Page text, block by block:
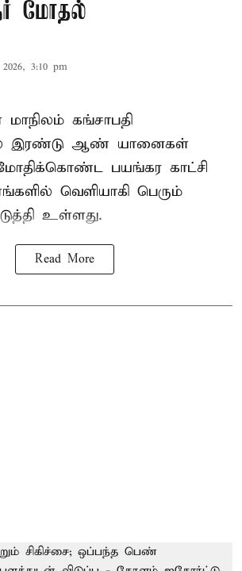
மோதல்
3:10 pm
கங்சாபதி
இரண்டு ஆண் யானைகள்
மோதிக்கொண்ட பயங்கர காட்சி
வெளியாகி பெரும்
உள்ளது.
Read More